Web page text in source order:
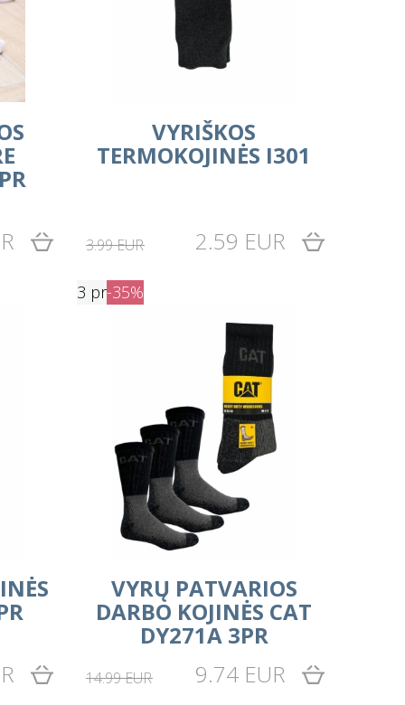
VYRIŠKOS
TERMOKOJINĖS I301
3.99 EUR 2.59 EUR
3 pr-35%
VYRŲ PATVARIOS
DARBO KOJINĖS CAT
DY271A 3PR
14.99 EUR 9.74 EUR